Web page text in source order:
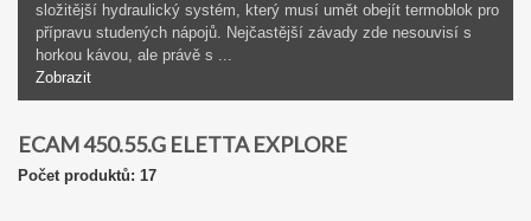
složitější hydraulický systém, který musí umět obejít termoblok pro
přípravu studených nápojů. Nejčastější závady zde nesouvisí s
horkou kávou, ale právě s ...
Zobrazit
ECAM 450.55.G ELETTA EXPLORE
Počet produktů: 17